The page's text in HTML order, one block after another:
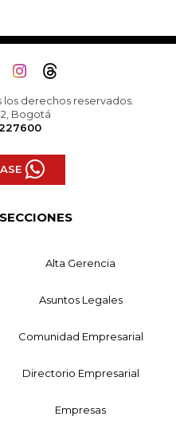
los derechos reservados.
Bogotá
Alta Gerencia
Asuntos Legales
Comunidad Empresarial
Directorio Empresarial
Empresas